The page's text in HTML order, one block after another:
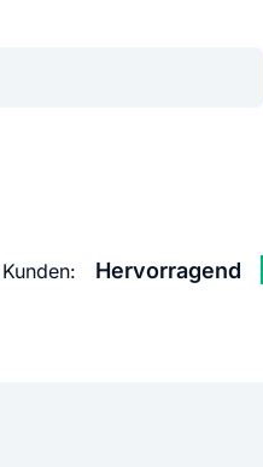
Hervorragend